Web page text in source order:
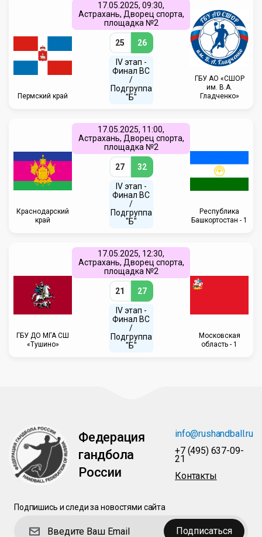
Пермский край
17.05.2025, 09:30,
Астрахань, Дворец спорта,
площадка №2
25 26
IV этап -
Финал ВС
/
Подгруппа
"Б"
ГБУ АО «СШОР
им. В.А.
Гладченко»
Краснодарский
край
17.05.2025, 11:00,
Астрахань, Дворец спорта,
площадка №2
27 32
IV этап -
Финал ВС
/
Подгруппа
"Б"
Республика
Башкортостан - 1
ГБУ ДО МГА СШ
«Тушино»
17.05.2025, 12:30,
Астрахань, Дворец спорта,
площадка №2
21 27
IV этап -
Финал ВС
/
Подгруппа
"Б"
Московская
область - 1
Федерация
гандбола
России
info@rushandball.ru
+7 (495) 637-09-
21
Контакты
Подпишись и следи за новостями сайта
Подписаться